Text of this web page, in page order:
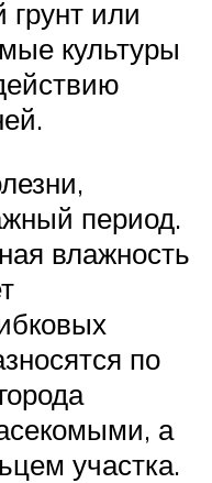
грунт или
культуры
период.
влажность
по
а
участка.